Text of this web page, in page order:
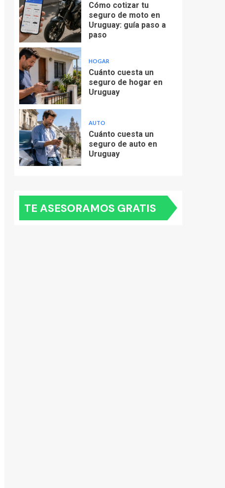
Cómo cotizar tu
seguro de moto en
Uruguay: guía paso a
paso
HOGAR
Cuánto cuesta un
seguro de hogar en
Uruguay
AUTO
Cuánto cuesta un
seguro de auto en
Uruguay
TE ASESORAMOS GRATIS